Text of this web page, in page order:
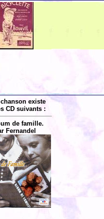
existe
CD suivants :
de famille.
Fernandel